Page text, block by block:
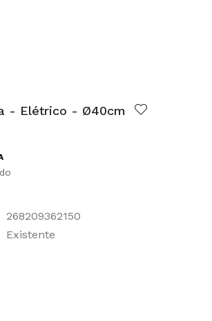
- Elétrico - Ø40cm
268209362150
Existente